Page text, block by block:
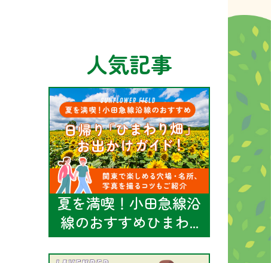
人気記事
夏を満喫！小田急線沿
線のおすすめひまわ...